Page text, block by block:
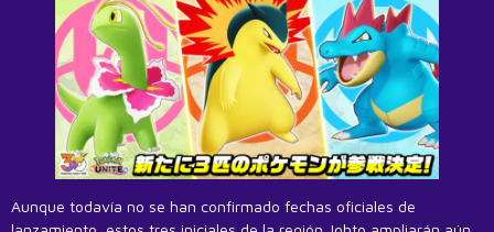
Aunque todavía no se han confirmado fechas oficiales de